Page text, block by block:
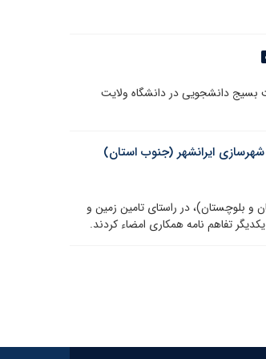
بسیج دانشجویی در دانشگاه ولایت
شهرسازی ایرانشهر (جنوب استان)
و بلوچستان)، در راستای تامین زمین و
تفاهم نامه همکاری امضاء کردند.